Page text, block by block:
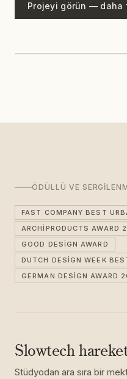
Projeyi görün —
ÖDÜLLÜ VE
FAST COMPANY BEST
ARCHIPRODUCTS AWARD
GOOD DESIGN AWARD
DUTCH DESIGN WEEK
GERMAN DESIGN AWARD
Slowtech
Stüdyodan ara sıra bir